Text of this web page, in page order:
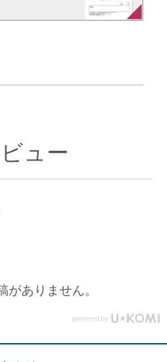
ュー
がありません。